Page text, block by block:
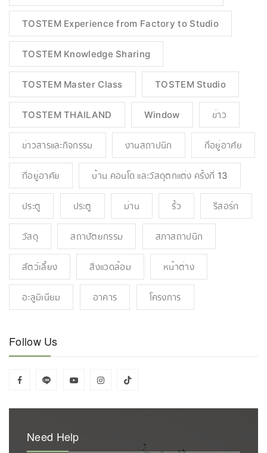
TOSTEM Experience from Factory to Studio
TOSTEM Knowledge Sharing
TOSTEM Master Class TOSTEM Studio
TOSTEM THAILAND Window ข่าว
ข่าวสารและกิจกรรม งานสถาปนิก ที่อยู่อาศัย
ที่อยู่อาศัย บ้าน คอนโด และวัสดุตกแต่ง ครั้งที่ 13
ประตู ประตู ม่าน รั้ว รีสอร์ท
วัสดุ สถาปัตยกรรม สภาสถาปนิก
สัตว์เลี้ยง สิ่งแวดล้อม หน้าต่าง
อะลูมิเนียม อาคาร โครงการ
Follow Us
Need Help